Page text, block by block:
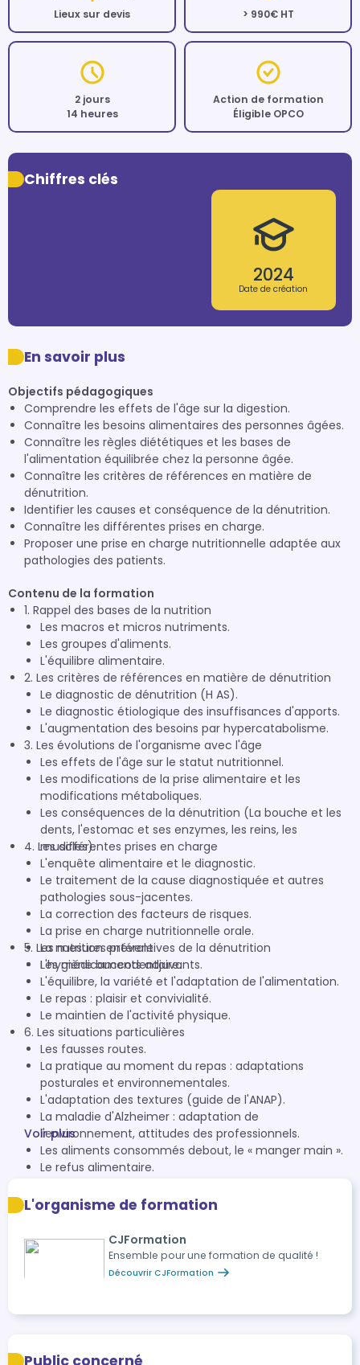
Lieux sur devis > 990€ HT
2 jours
14 heures
Action de formation
Éligible OPCO
Chiffres clés
2024
Date de création
En savoir plus
Objectifs pédagogiques
Comprendre les effets de l'âge sur la digestion.
Connaître les besoins alimentaires des personnes âgées.
Connaître les règles diététiques et les bases de
l'alimentation équilibrée chez la personne âgée.
Connaître les critères de références en matière de
dénutrition.
Identifier les causes et conséquence de la dénutrition.
Connaître les différentes prises en charge.
Proposer une prise en charge nutritionnelle adaptée aux
pathologies des patients.
Contenu de la formation
1. Rappel des bases de la nutrition
Les macros et micros nutriments.
Les groupes d'aliments.
L'équilibre alimentaire.
2. Les critères de références en matière de dénutrition
Le diagnostic de dénutrition (H AS).
Le diagnostic étiologique des insuffisances d'apports.
L'augmentation des besoins par hypercatabolisme.
3. Les évolutions de l'organisme avec l'âge
Les effets de l'âge sur le statut nutritionnel.
Les modifications de la prise alimentaire et les
modifications métaboliques.
Les conséquences de la dénutrition (La bouche et les
dents, l'estomac et ses enzymes, les reins, les
muscles).
4. Les différentes prises en charge
L'enquête alimentaire et le diagnostic.
Le traitement de la cause diagnostiquée et autres
pathologies sous-jacentes.
La correction des facteurs de risques.
La prise en charge nutritionnelle orale.
La nutrition entérale.
Les médicaments adjuvants.
5. Les mesures préventives de la dénutrition
L'hygiène buccodentaire.
L'équilibre, la variété et l'adaptation de l'alimentation.
Le repas : plaisir et convivialité.
Le maintien de l'activité physique.
6. Les situations particulières
Les fausses routes.
La pratique au moment du repas : adaptations
posturales et environnementales.
L'adaptation des textures (guide de l'ANAP).
La maladie d'Alzheimer : adaptation de
l'environnement, attitudes des professionnels.
Les aliments consommés debout, le « manger main ».
Le refus alimentaire.
Les régimes restrictifs.
Les informations au résident et à la famille.
L’alimentation à texture modifiée.
Voir plus
L'organisme de formation
CJFormation
Ensemble pour une formation de qualité !
Découvrir CJFormation
Public concerné